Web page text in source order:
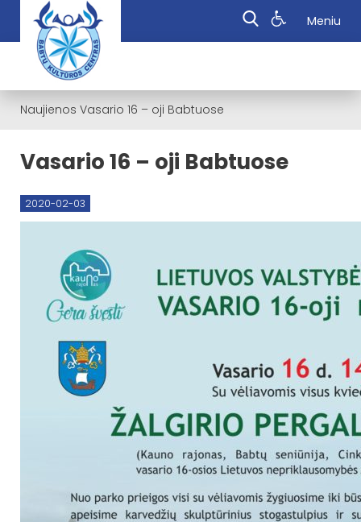
Meniu
Naujienos Vasario 16 – oji Babtuose
Vasario 16 – oji Babtuose
2020-02-03